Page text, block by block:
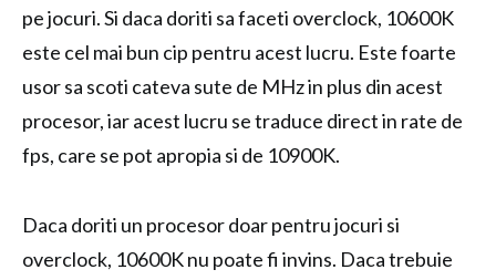
pe jocuri. Si daca doriti sa faceti overclock, 10600K
este cel mai bun cip pentru acest lucru. Este foarte
usor sa scoti cateva sute de MHz in plus din acest
procesor, iar acest lucru se traduce direct in rate de
fps, care se pot apropia si de 10900K.
Daca doriti un procesor doar pentru jocuri si
overclock, 10600K nu poate fi invins. Daca trebuie